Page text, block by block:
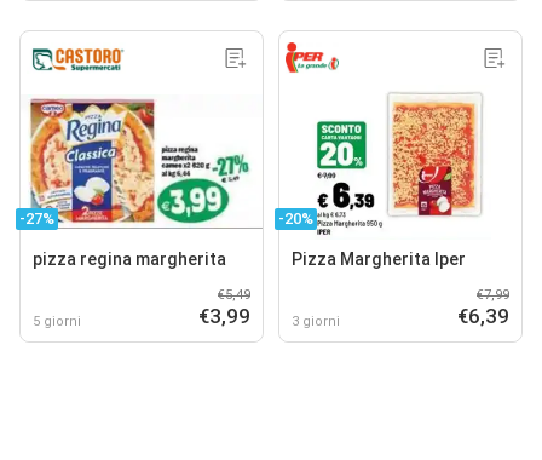
-27%
pizza regina margherita
5 giorni
€5,49
€3,99
-20%
Pizza Margherita Iper
3 giorni
€7,99
€6,39